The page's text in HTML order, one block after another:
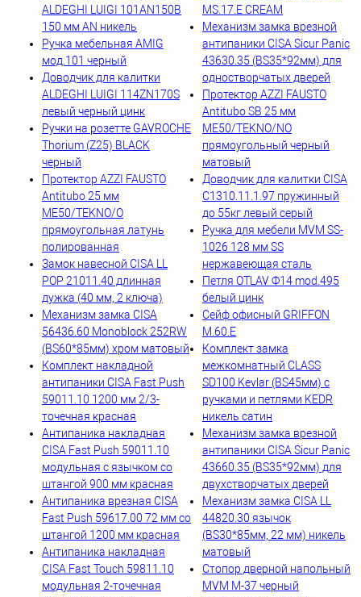
ALDEGHI LUIGI 101AN150B
150 мм AN никель
Ручка мебельная AMIG
мод.101 черный
Доводчик для калитки
ALDEGHI LUIGI 114ZN170S
левый черный цинк
Ручки на розетте GAVROCHE
Thorium (Z25) BLACK
черный
Протектор AZZI FAUSTO
Antitubo 25 мм
ME50/TEKNO/O
прямоугольная латунь
полированная
Замок навесной CISA LL
POP 21011.40 длинная
дужка (40 мм, 2 ключа)
Механизм замка CISA
56436.60 Monoblock 252RW
(BS60*85мм) хром матовый
Комплект накладной
антипаники CISA Fast Push
59011.10 1200 мм 2/3-
точечная красная
Антипаника накладная
CISA Fast Push 59011.10
модульная с язычком со
штангой 900 мм красная
Антипаника врезная CISA
Fast Push 59617.00 72 мм со
штангой 1200 мм красная
Антипаника накладная
CISA Fast Touch 59811.10
модульная 2-точечная
MS.17.E CREAM
Механизм замка врезной
антипаники CISA Sicur Panic
43630.35 (BS35*92мм) для
одностворчатых дверей
Протектор AZZI FAUSTO
Antitubo SB 25 мм
ME50/TEKNO/NO
прямоугольный черный
матовый
Доводчик для калитки CISA
C1310.11.1.97 пружинный
до 55кг левый серый
Ручка для мебели MVM SS-
1026 128 мм SS
нержавеющая сталь
Петля OTLAV Ф14 mod.495
белый цинк
Сейф офисный GRIFFON
M.60.E
Комплект замка
межкомнатный CLASS
SD100 Kevlar (BS45мм) с
ручками и петлями KEDR
никель сатин
Механизм замка врезной
антипаники CISA Sicur Panic
43660.35 (BS35*92мм) для
двухстворчатых дверей
Механизм замка CISA LL
44820.30 язычок
(BS30*85мм, 22 мм) никель
матовый
Стопор дверной напольный
MVM M-37 черный